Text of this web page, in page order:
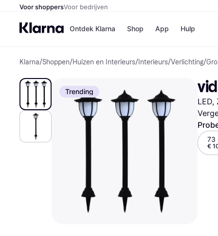
Voor shoppersVoor bedrijven
Ontdek Klarna Shop
Winkels
Bol
H&M
App Hulp
Klarna/Shoppen/Huizen en Interieurs/ Interieurs/Verlichting/
Trending
LED,
73
€